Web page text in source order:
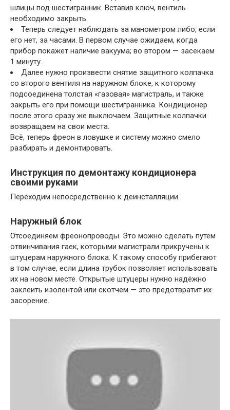
шлицы под шестигранник. Вставив ключ, вентиль
необходимо закрыть.
Теперь следует наблюдать за манометром либо, если
его нет, за часами. В первом случае ожидаем, когда
прибор покажет наличие вакуума; во втором — засекаем
1 минуту.
Далее нужно произвести снятие защитного колпачка
со второго вентиля на наружном блоке, к которому
подсоединена толстая «газовая» магистраль, и также
закрыть его при помощи шестигранника. Кондиционер
после этого сразу же выключаем. Защитные колпачки
возвращаем на свои места.
Всё, теперь фреон в ловушке и систему можно смело
разбирать и демонтировать.
Инструкция по демонтажу кондиционера
своими руками
Переходим непосредственно к деинсталляции.
Наружный блок
Отсоединяем фреонопроводы. Это можно сделать путём
отвинчивания гаек, которыми магистрали прикручены к
штуцерам наружного блока. К такому способу прибегают
в том случае, если длина трубок позволяет использовать
их на новом месте. Открытые штуцеры нужно надёжно
заклеить изолентой или скотчем — это предотвратит их
засорение.